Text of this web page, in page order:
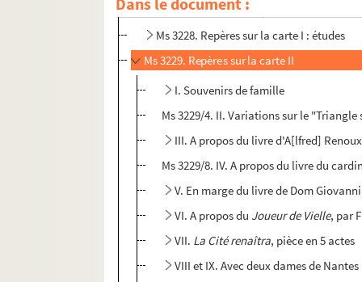
Ms 3227.En lisant les journaux... avec
Ms 3228. Repères sur la carte I : études
Ms 3229. Repères sur la carte II
I. Souvenirs de famille
Ms 3229/4. II. Variations sur le
III. A propos du livre d'A[lfred] Renoux
Ms 3229/8. IV. A propos du livre du
V. En marge du livre de Dom
VI. A propos du Joueur de Vielle, par
VII. La Cité renaîtra, pièce en 5 actes
VIII et IX. Avec deux dames de